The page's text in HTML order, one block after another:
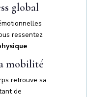
global
ressentez
.
mobilité
retrouve sa
de